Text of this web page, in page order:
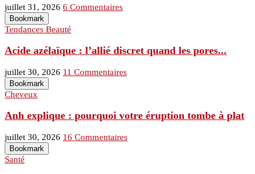
juillet 31, 2026 6 Commentaires
Bookmark
Tendances Beauté
Acide azélaïque : l’allié discret quand les pores...
juillet 30, 2026 11 Commentaires
Bookmark
Cheveux
Anh explique : pourquoi votre éruption tombe à plat
juillet 30, 2026 16 Commentaires
Bookmark
Santé